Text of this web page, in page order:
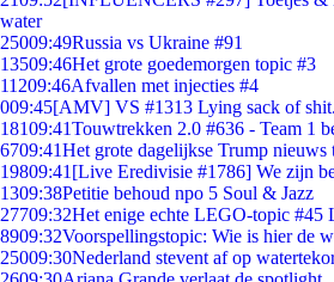
water
25009:49Russia vs Ukraine #91
13509:46Het grote goedemorgen topic #3
11209:46Afvallen met injecties #4
009:45[AMV] VS #1313 Lying sack of shit.
18109:41Touwtrekken 2.0 #636 - Team 1
6709:41Het grote dagelijkse Trump nieuws
19809:41 [Live Eredivisie #1786] We zijn
1309:38Petitie behoud npo 5 Soul & Jazz
27709:32Het enige echte LEGO-topic
8909:32Voorspellingstopic: Wie is hier de
25009:30Nederland stevent af op